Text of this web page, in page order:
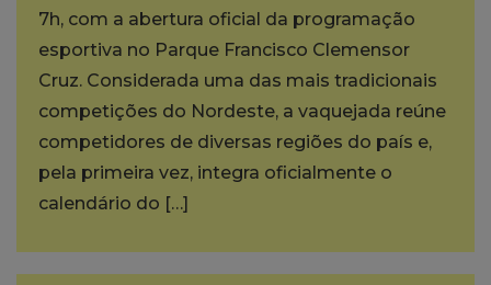
7h, com a abertura oficial da programação
esportiva no Parque Francisco Clemensor
Cruz. Considerada uma das mais tradicionais
competições do Nordeste, a vaquejada reúne
competidores de diversas regiões do país e,
pela primeira vez, integra oficialmente o
calendário do […]